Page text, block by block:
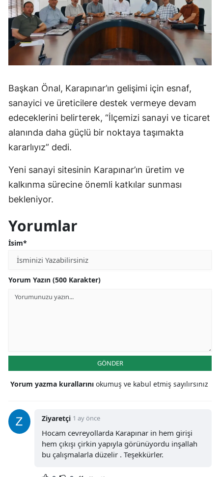
Kırşehir
Kocaeli
Malatya
Manisa
Kahramanmaraş
Muğla
Sinop
Trabzon
Tunceli
Başkan Önal, Karapınar’ın gelişimi için esnaf,
sanayici ve üreticilere destek vermeye devam
edeceklerini belirterek, “İlçemizi sanayi ve ticaret
alanında daha güçlü bir noktaya taşımakta
kararlıyız” dedi.
Yeni sanayi sitesinin Karapınar’ın üretim ve
kalkınma sürecine önemli katkılar sunması
bekleniyor.
Yorumlar
İsim*
Yorum Yazın (500 Karakter)
GÖNDER
Yorum yazma kurallarını okumuş ve kabul etmiş sayılırsınız
Ziyaretçi 1 ay önce
Hocam cevreyollarda Karapınar in hem girişi
hem çıkışı çirkin yapıyla görünüyordu inşallah
bu çalışmalarla düzelir . Teşekkürler.